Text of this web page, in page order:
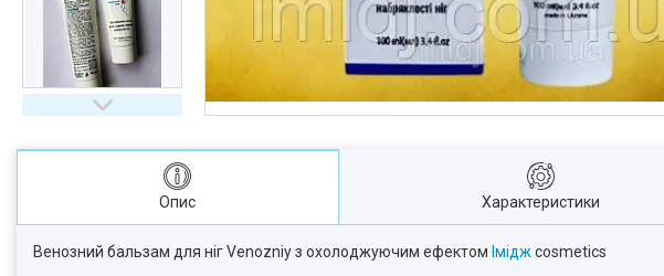
Опис Характеристики
Венозний бальзам для ніг Venozniy з охолоджуючим ефектом Іміджcosmetics